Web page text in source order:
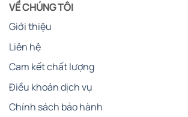
VỀ CHÚNG TÔI
Giới thiệu
Liên hệ
Cam kết chất lượng
Điều khoản dịch vụ
Chính sách bảo hành